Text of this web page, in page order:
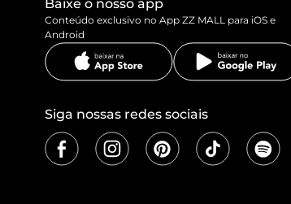
Baixe o nosso app
Conteúdo exclusivo no App ZZ MALL para iOS e
Android
Siga nossas redes sociais